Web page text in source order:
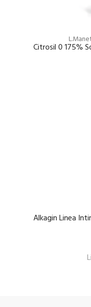
Citrosil 0 175%
Alkagin Linea